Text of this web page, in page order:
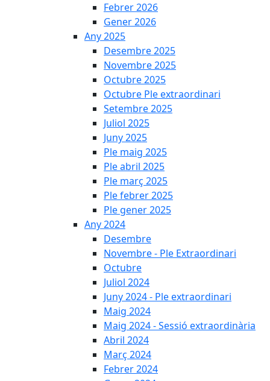
Febrer 2026
Gener 2026
Any 2025
Desembre 2025
Novembre 2025
Octubre 2025
Octubre Ple extraordinari
Setembre 2025
Juliol 2025
Juny 2025
Ple maig 2025
Ple abril 2025
Ple març 2025
Ple febrer 2025
Ple gener 2025
Any 2024
Desembre
Novembre - Ple Extraordinari
Octubre
Juliol 2024
Juny 2024 - Ple extraordinari
Maig 2024
Maig 2024 - Sessió extraordinària
Abril 2024
Març 2024
Febrer 2024